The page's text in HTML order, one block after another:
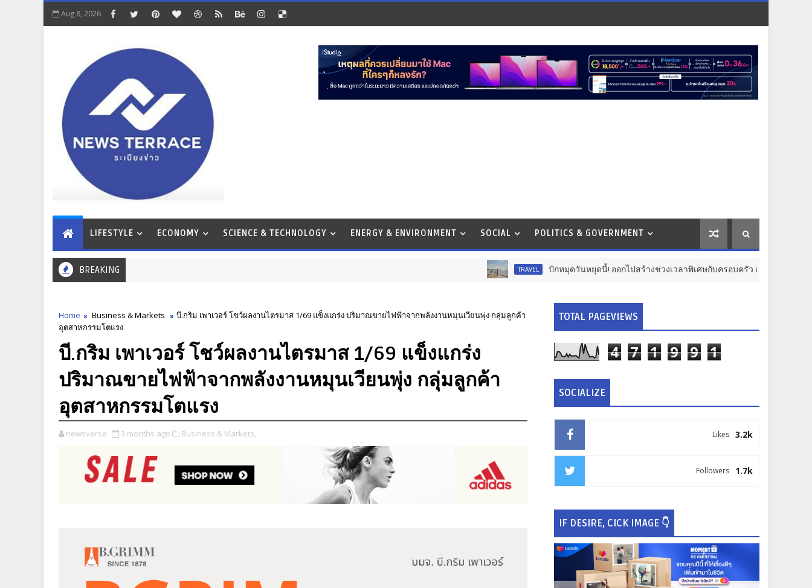
Aug 8, 2026
LIFESTYLE ECONOMY SCIENCE & TECHNOLOGY ENERGY & ENVIRONMENT SOCIAL POLITICS & GOVERNMENT
BREAKING TRAVEL ปักหมุดวันหยุดนี้! ออกไปสร้างช่วงเวลาพิเศษกับครอบครัว สร้างความทรงจำดีๆ ไ
Home Business & Markets
บี.กริม เพาเวอร์ โชว์ผลงานไตรมาส 1/69 แข็งแกร่ง ปริมาณขายไฟฟ้าจากพลังงานหมุนเวียนพุ่ง กลุ่มลูกค้า
อุตสาหกรรมโตแรง
บี.กริม เพาเวอร์ โชว์ผลงานไตรมาส 1/69 แข็งแกร่ง
ปริมาณขายไฟฟ้าจากพลังงานหมุนเวียนพุ่ง กลุ่มลูกค้า
อุตสาหกรรมโตแรง
newsverse 3 months ago Business & Markets,
TOTAL PAGEVIEWS
4 7 1 9 9 1
SOCIALIZE
3.2k
Likes
1.7k
Followers
IF DESIRE, CICK IMAGE 👇